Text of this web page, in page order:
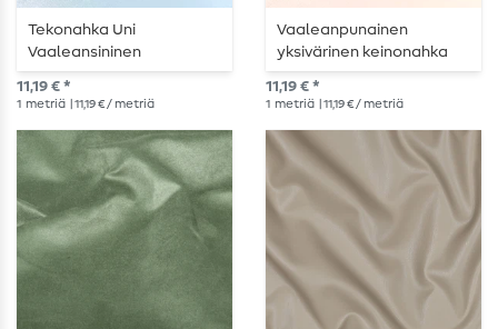
Tekonahka Uni
Vaaleansininen
11,19 € *
1 metriä | 11,19 € / metriä
Vaaleanpunainen
yksivärinen keinonahka
11,19 € *
1 metriä | 11,19 € / metriä